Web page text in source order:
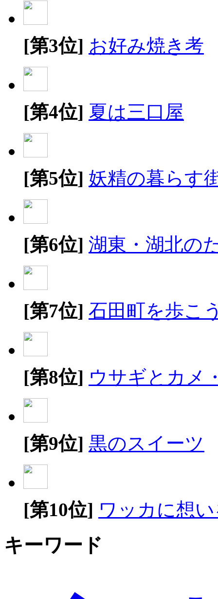
[第3位] お好み焼き考
[第4位] 夏は三口屋
[第5位] 妖精の暮らす
[第6位] 湖東・湖北の
[第7位] 石田町を歩こ
[第8位] ウサギとカメ
[第9位] 黒のスイーツ
[第10位] ワッカに想
キーワード